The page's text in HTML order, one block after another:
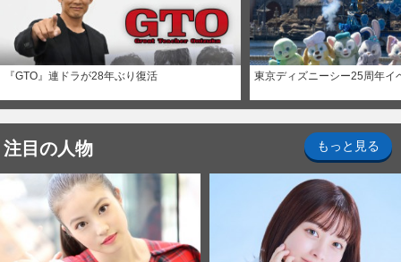
『GTO』連ドラが28年ぶり復活 東京ディズニーシー25周年イ
注目の人物 もっと見る